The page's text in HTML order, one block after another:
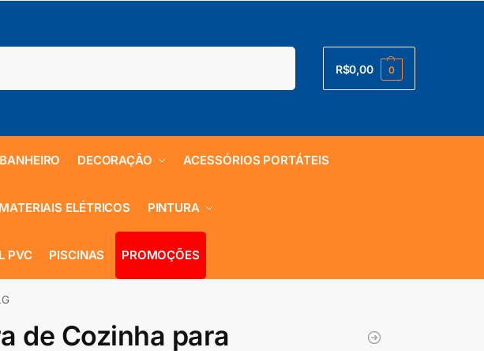
R$0,00 0
BANHEIRO DECORAÇÃO ACESSÓRIOS PORTÁTEIS
MATERIAIS ELÉTRICOS PINTURA
PVC PISCINAS PROMOÇÕES
de Cozinha para